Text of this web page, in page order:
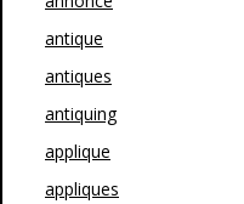
antique
antiques
antiquing
applique
appliques